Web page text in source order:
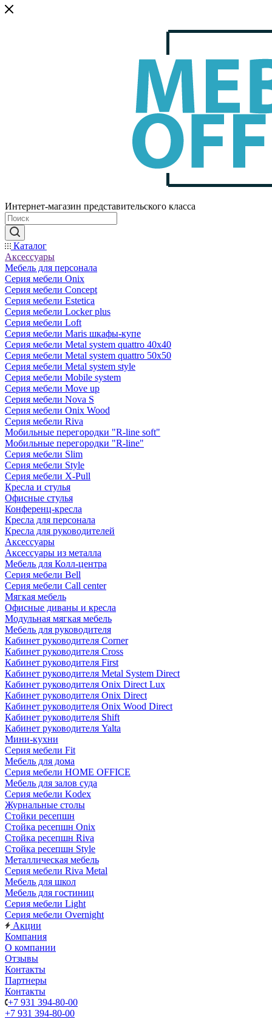
Интернет-магазин представительского класса
Каталог
Аксессуары
Мебель для персонала
Серия мебели Onix
Серия мебели Concept
Серия мебели Estetica
Серия мебели Locker plus
Серия мебели Loft
Серия мебели Maris шкафы-купе
Серия мебели Metal system quattro 40x40
Серия мебели Metal system quattro 50x50
Серия мебели Metal system style
Серия мебели Mobile system
Серия мебели Move up
Серия мебели Nova S
Серия мебели Onix Wood
Серия мебели Riva
Мобильные перегородки "R-line soft"
Мобильные перегородки "R-line"
Серия мебели Slim
Серия мебели Style
Серия мебели X-Pull
Кресла и стулья
Офисные стулья
Конференц-кресла
Кресла для персонала
Кресла для руководителей
Аксессуары
Аксессуары из металла
Мебель для Колл-центра
Серия мебели Bell
Серия мебели Call center
Мягкая мебель
Офисные диваны и кресла
Модульная мягкая мебель
Мебель для руководителя
Кабинет руководителя Corner
Кабинет руководителя Cross
Кабинет руководителя First
Кабинет руководителя Metal System Direct
Кабинет руководителя Onix Direct Lux
Кабинет руководителя Onix Direct
Кабинет руководителя Onix Wood Direct
Кабинет руководителя Shift
Кабинет руководителя Yalta
Мини-кухни
Серия мебели Fit
Мебель для дома
Серия мебели HOME OFFICE
Мебель для залов суда
Серия мебели Kodex
Журнальные столы
Стойки ресепшн
Стойка ресепшн Onix
Стойка ресепшн Riva
Стойка ресепшн Style
Металлическая мебель
Серия мебели Riva Metal
Мебель для школ
Мебель для гостиниц
Серия мебели Light
Серия мебели Overnight
Акции
Компания
О компании
Отзывы
Контакты
Партнеры
Контакты
+7 931 394-80-00
+7 931 394-80-00